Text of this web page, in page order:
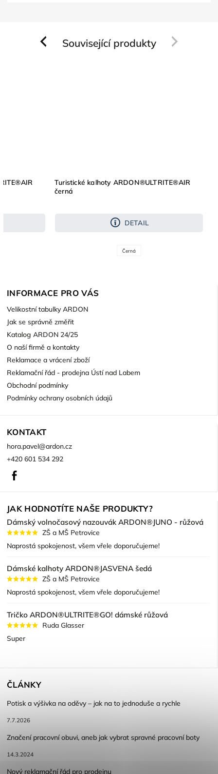
Související produkty
Previous
Turistické kalhoty ARDON®ULTRITE®AIR
černá
DETAIL
Černá
Next
INFORMACE PRO VÁS
Velikostní tabulky ARDON
Jak se správně změřit
Katalog ARDON 24/25
O naší firmě a kontakty
Reklamace a vrácení zboží
Reklamační řád - prodejna Ústí nad Labem
Obchodní podmínky
Podmínky ochrany osobních údajů
KONTAKT
hora.pavel@ardon.cz
+420 601 534 292
JAK HODNOTÍTE NAŠE PRODUKTY?
Dámský volnočasový nazouvák ARDON®JUNO - růžová
ZŠ a MŠ Petrovice
Naprostá spokojenost, všem vřele doporučujeme!
Dámské kalhoty ARDON®JASVENA šedá
ZŠ a MŠ Petrovice
Naprostá spokojenost, všem vřele doporučujeme!
Tričko ARDON®ULTRITE®GO! dámské růžová
Ruda Glasser
Super
ČLÁNKY
Potisk a výšivka na oděvy – jak na to jednoduše a rychle
7.7.2026
Značení pracovní obuvi, aneb jak vybrat spravné pracovní boty
14.3.2024
Nový reklamační řád pro prodejnu